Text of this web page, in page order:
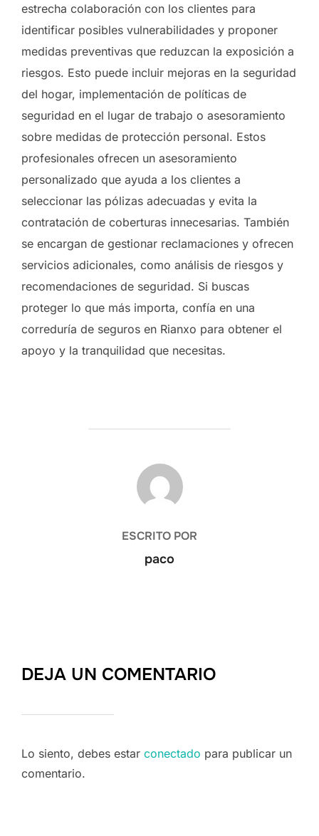
estrecha colaboración con los clientes para
identificar posibles vulnerabilidades y proponer
medidas preventivas que reduzcan la exposición a
riesgos. Esto puede incluir mejoras en la seguridad
del hogar, implementación de políticas de
seguridad en el lugar de trabajo o asesoramiento
sobre medidas de protección personal. Estos
profesionales ofrecen un asesoramiento
personalizado que ayuda a los clientes a
seleccionar las pólizas adecuadas y evita la
contratación de coberturas innecesarias. También
se encargan de gestionar reclamaciones y ofrecen
servicios adicionales, como análisis de riesgos y
recomendaciones de seguridad. Si buscas
proteger lo que más importa, confía en una
correduría de seguros en Rianxo para obtener el
apoyo y la tranquilidad que necesitas.
AUTOR DE LA ENTRADA
ESCRITO POR
paco
DEJA UN COMENTARIO
Lo siento, debes estar conectado para publicar un
comentario.